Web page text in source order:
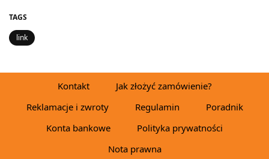
TAGS
link
Kontakt
Jak złożyć zamówienie?
Reklamacje i zwroty
Regulamin
Poradnik
Konta bankowe
Polityka prywatności
Nota prawna